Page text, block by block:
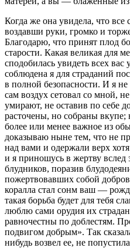
Когда же она увидела, что
воздавши руки, громко и
Благодарю, что принят плод
старости. Какая великая для
сподобилась увидеть всех
соблюдена я для страданий
в полной безопасности. И я не
сам воздух сетовал со мной,
умирают, не оставив по себе
расточены, но собраны вкупе;
более или менее важное из
доказываю ныне тем, что не
над вами и одержали верх
и я приношусь в жертву
блудников, поразив
пожертвовавших собой
коралла стал сонм ваш —
такая борьба будет для тебя
люблю сами орудия их
равночестны по доблестям.
подвигом добрым». Так
нибудь возвел ее, не